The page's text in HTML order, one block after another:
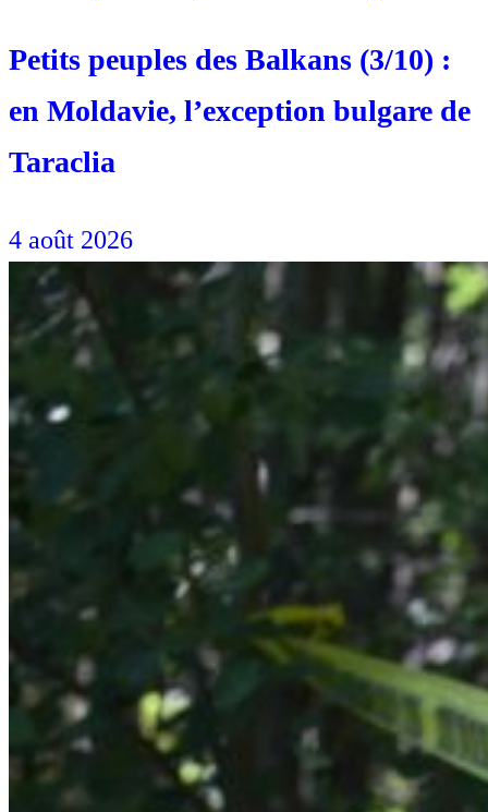
Petits peuples des Balkans (3/10) :
en Moldavie, l’exception bulgare de
Taraclia
4 août 2026